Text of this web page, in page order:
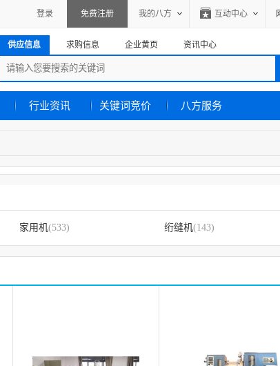
登录 免费注册 我的八方 互动中心
供应信息 求购信息 企业黄页 资讯中心
行业资讯 关键词竞价 八方服务
家用机(533) 绗缝机(143)